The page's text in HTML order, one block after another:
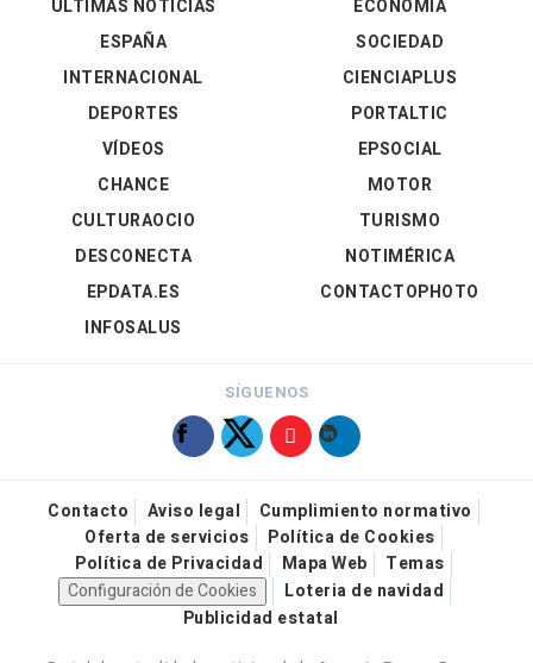
ÚLTIMAS NOTICIAS
ESPAÑA
INTERNACIONAL
DEPORTES
VÍDEOS
ECONOMÍA
SOCIEDAD
CIENCIAPLUS
PORTALTIC
EPSOCIAL
CHANCE
CULTURAOCIO
DESCONECTA
EPDATA.ES
INFOSALUS
MOTOR
TURISMO
NOTIMÉRICA
CONTACTOPHOTO
SÍGUENOS
Contacto Aviso legal
Cumplimiento normativo
Oferta de servicios
Política de Cookies
Política de Privacidad
Mapa Web
Temas
Configuración de Cookies
Loteria de navidad
Publicidad estatal